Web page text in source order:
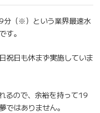
分（※）という業界最速水
す。
祝日も休まず実施していま
るので、余裕を持って19
ではありません。